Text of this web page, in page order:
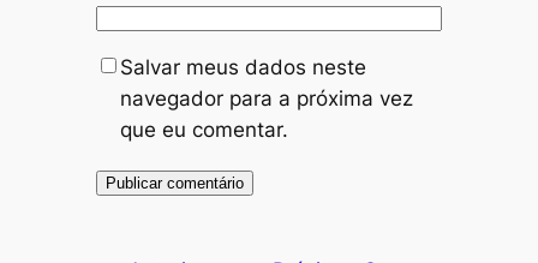
Salvar meus dados neste
navegador para a próxima vez
que eu comentar.